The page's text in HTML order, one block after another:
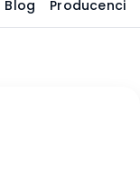
Blog Producenci